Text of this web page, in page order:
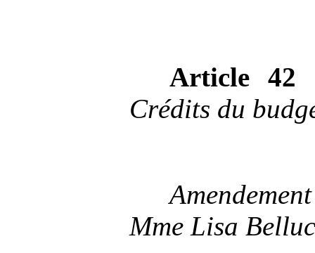
Article
42
Crédits du
Mme Lisa